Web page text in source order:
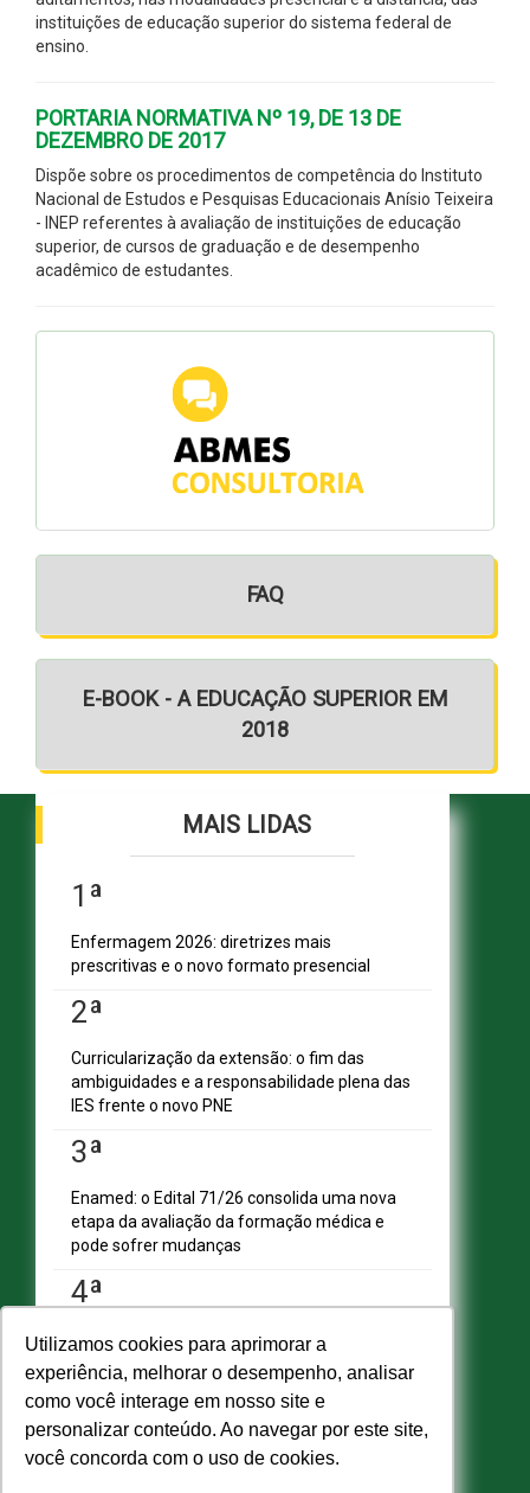
Utilizamos cookies para aprimorar a
experiência, melhorar o desempenho, analisar
como você interage em nosso site e
personalizar conteúdo. Ao navegar por este site,
você concorda com o uso de cookies.
instituições de educação superior do sistema federal de
ensino.
PORTARIA NORMATIVA Nº 19, DE 13 DE
DEZEMBRO DE 2017
Dispõe sobre os procedimentos de competência do Instituto
Nacional de Estudos e Pesquisas Educacionais Anísio Teixeira
- INEP referentes à avaliação de instituições de educação
superior, de cursos de graduação e de desempenho
acadêmico de estudantes.
FAQ
E-BOOK - A EDUCAÇÃO SUPERIOR EM
2018
MAIS LIDAS
1ª
Enfermagem 2026: diretrizes mais
prescritivas e o novo formato presencial
2ª
Curricularização da extensão: o fim das
ambiguidades e a responsabilidade plena das
IES frente o novo PNE
3ª
Enamed: o Edital 71/26 consolida uma nova
etapa da avaliação da formação médica e
pode sofrer mudanças
4ª
Desenrola Fies: o impacto positivo para
estudantes e instituições
5ª
ABMES lança Guia Prático sobre a NR-1 e
SHN Qd. 01, Bl. "F", Entrada "A", Conj. "A"
Edifício Vision Work & Live, 9º andar
CEP: 70.701-060 - Asa Norte, Brasília/DF
Fone: (61) 3961-9832 | E-mail:
abmes@abmes.org.br
CENTRAIS DE CONTEÚDO
ABMES Plus
ABMES Editora
ABMES Blog
ABMES LInC
Legislação
Central Multimídia
Imprensa
Central do Associado ABMES
REDES SOCIAIS